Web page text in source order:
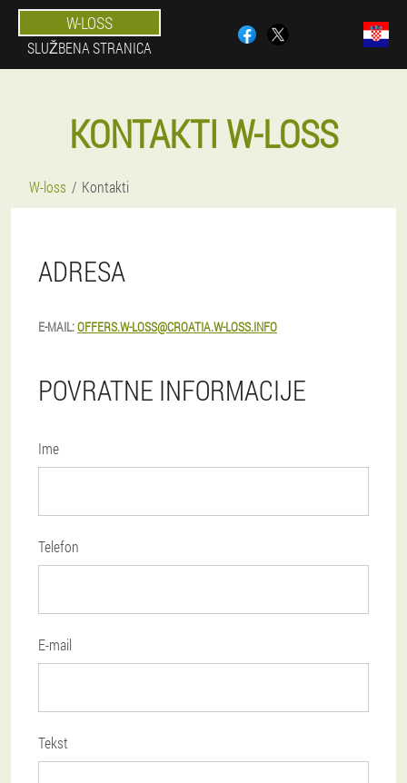
W-LOSS
SLUŽBENA STRANICA
KONTAKTI W-LOSS
W-loss Kontakti
ADRESA
E-MAIL:OFFERS.W-LOSS@CROATIA.W-LOSS.INFO
POVRATNE INFORMACIJE
Ime
Telefon
E-mail
Tekst